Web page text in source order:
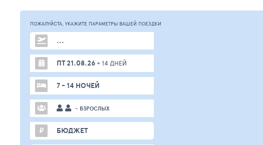
ПОЖАЛУЙСТА, УКАЖИТЕ ПАРАМЕТРЫ ВАШЕЙ ПОЕЗДКИ
...
ПТ 21.08.26+ 14 ДНЕЙ
7 - 14 НОЧЕЙ
- ВЗРОСЛЫХ
₽ БЮДЖЕТ